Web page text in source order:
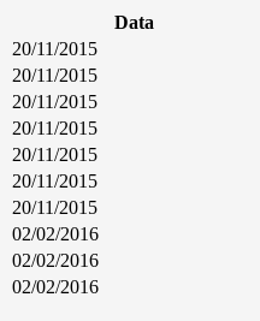
Data
20/11/2015
20/11/2015
20/11/2015
20/11/2015
20/11/2015
20/11/2015
20/11/2015
02/02/2016
02/02/2016
02/02/2016